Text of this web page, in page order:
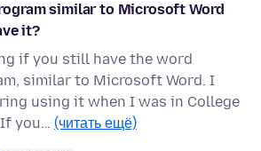
similar to Microsoft Word
it?
if you still have the word
similar to Microsoft Word. I
using it when I was in College
you… (читать ещё)